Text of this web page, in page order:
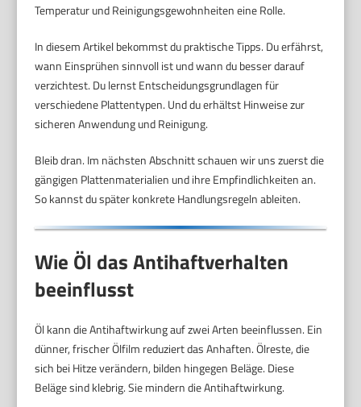
Temperatur und Reinigungsgewohnheiten eine Rolle.
In diesem Artikel bekommst du praktische Tipps. Du erfährst,
wann Einsprühen sinnvoll ist und wann du besser darauf
verzichtest. Du lernst Entscheidungsgrundlagen für
verschiedene Plattentypen. Und du erhältst Hinweise zur
sicheren Anwendung und Reinigung.
Bleib dran. Im nächsten Abschnitt schauen wir uns zuerst die
gängigen Plattenmaterialien und ihre Empfindlichkeiten an.
So kannst du später konkrete Handlungsregeln ableiten.
Wie Öl das Antihaftverhalten
beeinflusst
Öl kann die Antihaftwirkung auf zwei Arten beeinflussen. Ein
dünner, frischer Ölfilm reduziert das Anhaften. Ölreste, die
sich bei Hitze verändern, bilden hingegen Beläge. Diese
Beläge sind klebrig. Sie mindern die Antihaftwirkung.